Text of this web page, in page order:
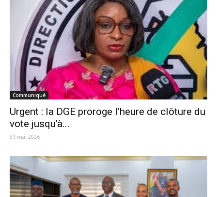
Communiqué
Urgent : la DGE proroge l’heure de clôture du
vote jusqu’à...
31 mai 2026